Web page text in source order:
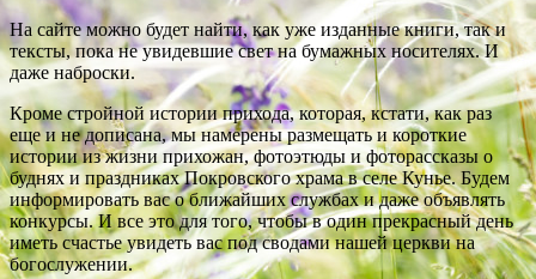
На сайте можно будет найти, как уже изданные книги, так и
тексты, пока не увидевшие свет на бумажных носителях. И
даже наброски.
Кроме стройной истории прихода, которая, кстати, как раз
еще и не дописана, мы намерены размещать и короткие
истории из жизни прихожан, фотоэтюды и фоторассказы о
буднях и праздниках Покровского храма в селе Кунье. Будем
информировать вас о ближайших службах и даже объявлять
конкурсы. И все это для того, чтобы в один прекрасный день
иметь счастье увидеть вас под сводами нашей церкви на
богослужении.